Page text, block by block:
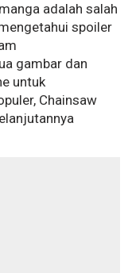
adalah salah
spoiler
gambar dan
untuk
Chainsaw